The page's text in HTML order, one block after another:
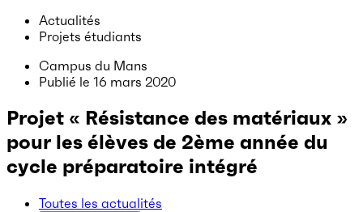
Actualités
Projets étudiants
Campus du Mans
Publié le 16 mars 2020
Projet « Résistance des matériaux »
pour les élèves de 2ème année du
cycle préparatoire intégré
Toutes les actualités